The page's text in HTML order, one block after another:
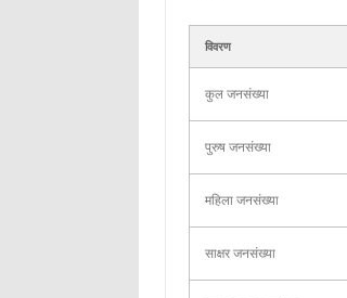
विवरण
कुल जनसंख्या
पुरुष जनसंख्या
महिला जनसंख्या
साक्षर जनसंख्या